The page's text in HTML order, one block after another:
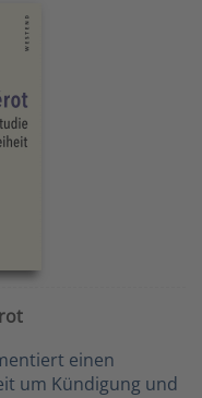
einen
um Kündigung und